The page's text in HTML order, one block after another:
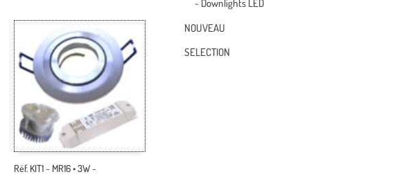
Réf. KIT1 ~ MR16 • 3W ~
~ Downlights LED
NOUVEAU
SELECTION